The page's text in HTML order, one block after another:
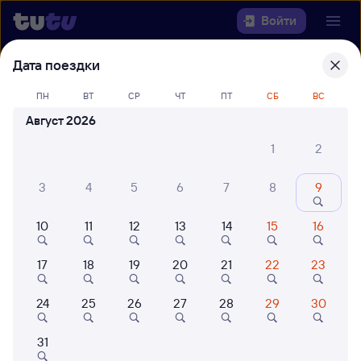
Войти
Выберите день, чтобы найти
билеты Серов — Москва
Ярославская
Куда
Когда
Кто едет
Найти поезда
Дата поездки
ПН ВТ СР ЧТ ПТ СБ ВС
Август 2026
1
2
3 4 5 6 7 8 9
10 11 12 13 14 15 16
17 18 19 20 21 22 23
24 25 26 27 28 29 30
31